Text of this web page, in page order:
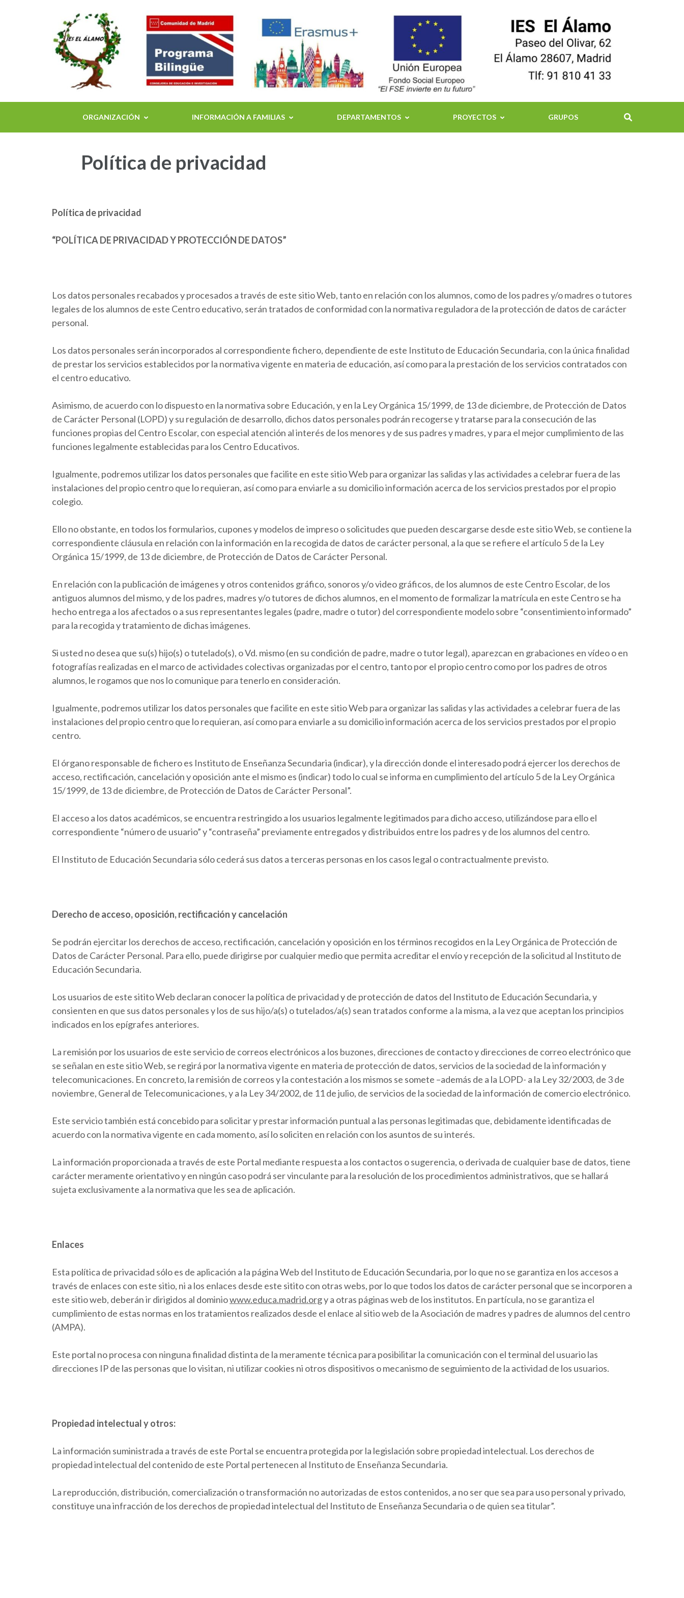
ORGANIZACIÓN INFORMACIÓN A FAMILIAS DEPARTAMENTOS PROYECTOS GRUPOS
Política de privacidad
Política de privacidad
“POLÍTICA DE PRIVACIDAD Y PROTECCIÓN DE DATOS”
Los datos personales recabados y procesados a través de este sitio Web, tanto en relación con los alumnos, como de los padres y/o madres o tutores
legales de los alumnos de este Centro educativo, serán tratados de conformidad con la normativa reguladora de la protección de datos de carácter
personal.
Los datos personales serán incorporados al correspondiente fichero, dependiente de este Instituto de Educación Secundaria, con la única finalidad
de prestar los servicios establecidos por la normativa vigente en materia de educación, así como para la prestación de los servicios contratados con
el centro educativo.
Asimismo, de acuerdo con lo dispuesto en la normativa sobre Educación, y en la Ley Orgánica 15/1999, de 13 de diciembre, de Protección de Datos
de Carácter Personal (LOPD) y su regulación de desarrollo, dichos datos personales podrán recogerse y tratarse para la consecución de las
funciones propias del Centro Escolar, con especial atención al interés de los menores y de sus padres y madres, y para el mejor cumplimiento de las
funciones legalmente establecidas para los Centro Educativos.
Igualmente, podremos utilizar los datos personales que facilite en este sitio Web para organizar las salidas y las actividades a celebrar fuera de las
instalaciones del propio centro que lo requieran, así como para enviarle a su domicilio información acerca de los servicios prestados por el propio
colegio.
Ello no obstante, en todos los formularios, cupones y modelos de impreso o solicitudes que pueden descargarse desde este sitio Web, se contiene la
correspondiente cláusula en relación con la información en la recogida de datos de carácter personal, a la que se refiere el artículo 5 de la Ley
Orgánica 15/1999, de 13 de diciembre, de Protección de Datos de Carácter Personal.
En relación con la publicación de imágenes y otros contenidos gráfico, sonoros y/o video gráficos, de los alumnos de este Centro Escolar, de los
antiguos alumnos del mismo, y de los padres, madres y/o tutores de dichos alumnos, en el momento de formalizar la matrícula en este Centro se ha
hecho entrega a los afectados o a sus representantes legales (padre, madre o tutor) del correspondiente modelo sobre “consentimiento informado”
para la recogida y tratamiento de dichas imágenes.
Si usted no desea que su(s) hijo(s) o tutelado(s), o Vd. mismo (en su condición de padre, madre o tutor legal), aparezcan en grabaciones en vídeo o en
fotografías realizadas en el marco de actividades colectivas organizadas por el centro, tanto por el propio centro como por los padres de otros
alumnos, le rogamos que nos lo comunique para tenerlo en consideración.
Igualmente, podremos utilizar los datos personales que facilite en este sitio Web para organizar las salidas y las actividades a celebrar fuera de las
instalaciones del propio centro que lo requieran, así como para enviarle a su domicilio información acerca de los servicios prestados por el propio
centro.
El órgano responsable de fichero es Instituto de Enseñanza Secundaria (indicar), y la dirección donde el interesado podrá ejercer los derechos de
acceso, rectificación, cancelación y oposición ante el mismo es (indicar) todo lo cual se informa en cumplimiento del artículo 5 de la Ley Orgánica
15/1999, de 13 de diciembre, de Protección de Datos de Carácter Personal”.
El acceso a los datos académicos, se encuentra restringido a los usuarios legalmente legitimados para dicho acceso, utilizándose para ello el
correspondiente “número de usuario” y “contraseña” previamente entregados y distribuidos entre los padres y de los alumnos del centro.
El Instituto de Educación Secundaria sólo cederá sus datos a terceras personas en los casos legal o contractualmente previsto.
Derecho de acceso, oposición, rectificación y cancelación
Se podrán ejercitar los derechos de acceso, rectificación, cancelación y oposición en los términos recogidos en la Ley Orgánica de Protección de
Datos de Carácter Personal. Para ello, puede dirigirse por cualquier medio que permita acreditar el envío y recepción de la solicitud al Instituto de
Educación Secundaria.
Los usuarios de este sitito Web declaran conocer la política de privacidad y de protección de datos del Instituto de Educación Secundaria, y
consienten en que sus datos personales y los de sus hijo/a(s) o tutelados/a(s) sean tratados conforme a la misma, a la vez que aceptan los principios
indicados en los epígrafes anteriores.
La remisión por los usuarios de este servicio de correos electrónicos a los buzones, direcciones de contacto y direcciones de correo electrónico que
se señalan en este sitio Web, se regirá por la normativa vigente en materia de protección de datos, servicios de la sociedad de la información y
telecomunicaciones. En concreto, la remisión de correos y la contestación a los mismos se somete –además de a la LOPD- a la Ley 32/2003, de 3 de
noviembre, General de Telecomunicaciones, y a la Ley 34/2002, de 11 de julio, de servicios de la sociedad de la información de comercio electrónico.
Este servicio también está concebido para solicitar y prestar información puntual a las personas legitimadas que, debidamente identificadas de
acuerdo con la normativa vigente en cada momento, así lo soliciten en relación con los asuntos de su interés.
La información proporcionada a través de este Portal mediante respuesta a los contactos o sugerencia, o derivada de cualquier base de datos, tiene
carácter meramente orientativo y en ningún caso podrá ser vinculante para la resolución de los procedimientos administrativos, que se hallará
sujeta exclusivamente a la normativa que les sea de aplicación.
Enlaces
Esta política de privacidad sólo es de aplicación a la página Web del Instituto de Educación Secundaria, por lo que no se garantiza en los accesos a
través de enlaces con este sitio, ni a los enlaces desde este sitito con otras webs, por lo que todos los datos de carácter personal que se incorporen a
este sitio web, deberán ir dirigidos al dominiowww.educa.madrid.orgy a otras páginas web de los institutos. En partícula, no se garantiza el
cumplimiento de estas normas en los tratamientos realizados desde el enlace al sitio web de la Asociación de madres y padres de alumnos del centro
(AMPA).
Este portal no procesa con ninguna finalidad distinta de la meramente técnica para posibilitar la comunicación con el terminal del usuario las
direcciones IP de las personas que lo visitan, ni utilizar cookies ni otros dispositivos o mecanismo de seguimiento de la actividad de los usuarios.
Propiedad intelectual y otros:
La información suministrada a través de este Portal se encuentra protegida por la legislación sobre propiedad intelectual. Los derechos de
propiedad intelectual del contenido de este Portal pertenecen al Instituto de Enseñanza Secundaria.
La reproducción, distribución, comercialización o transformación no autorizadas de estos contenidos, a no ser que sea para uso personal y privado,
constituye una infracción de los derechos de propiedad intelectual del Instituto de Enseñanza Secundaria o de quien sea titular”.